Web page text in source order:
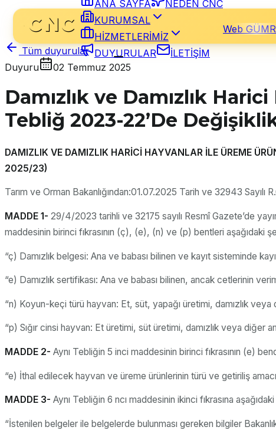
ANA SAYFA
NEDEN CNC
KURUMSAL
HİZMETLERİMİZ
DUYURULAR
İLETİŞİM
Web
Tüm duyurular
Duyuru
02 Temmuz 2025
Damızlık ve Damızlık
Tebliğ 2023-22’De
DAMIZLIK VE DAMIZLIK HARİCİ HAYVANLAR İLE ÜREME
2025/23)
Tarım ve Orman Bakanlığından:01.07.2025 Tarih ve 32943 Sayılı
MADDE 1- 29/4/2023 tarihli ve 32175 sayılı Resmî Gazete’de
maddesinin birinci fıkrasının (ç), (e), (n) ve (p) bentleri aşağıdaki
“ç) Damızlık belgesi: Ana ve babası bilinen ve kayıt sisteminde
“e) Damızlık sertifikası: Ana ve babası bilinen, ancak cetlerinin
“n) Koyun-keçi türü hayvan: Et, süt, yapağı üretimi, damızlık
“p) Sığır cinsi hayvan: Et üretimi, süt üretimi, damızlık veya diğer
MADDE 2- Aynı Tebliğin 5 inci maddesinin birinci fıkrasının (e)
“e) İthal edilecek hayvan ve üreme ürünlerinin türü ve getiriliş
MADDE 3- Aynı Tebliğin 6 ncı maddesinin ikinci fıkrasına
“İstenilen belgeler ile belgelerde bulunması gereken bilgiler